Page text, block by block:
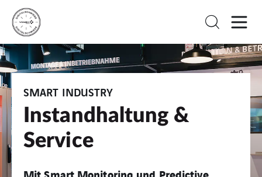
SMART INDUSTRY
Instandhaltung &
Service